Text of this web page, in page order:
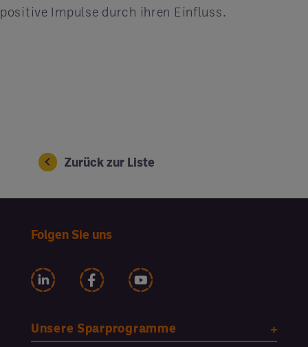
positive Impulse durch ihren Einfluss.
Zurück zur Liste
Folgen Sie uns
Unsere Sparprogramme